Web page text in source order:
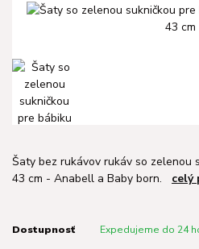
Šaty bez rukávov rukáv so zelenou
43 cm - Anabell a Baby born. celý
Dostupnosť Expedujeme do 24